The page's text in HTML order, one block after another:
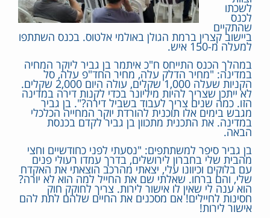
לשכתו
לכנס
שהתקיים
ביישוב קצרין ברמת הגולן באולמי אלטוס. בכנס השתתפו
למעלה מ-150 איש.
במהלך הכנס התייחס ח"כ איתמר בן גביר ליוקר המחיה
במדינה: "מחיר הדלק עלה, מחיר החד"פ עלה, סל
הקניות שעלה 1,000 שקלים, עולה היום 2,000 שקלים.
לא ייתכן שצריך להיות מיליונר בכדי לקנות דירה במדינה
הזו. כמה שנים צריך לעבוד בשביל דירה?". בן גביר
מגבש בימים אלו תוכנית להורדת יוקר המחייה הכלכלי
במדינה. את התכנית מתכוון בן גביר לקדם בכנסת
הבאה.
בן גביר סיפר למשתתפים: "נסעתי לפני כחודשיים וחצי
מהבית שלי בחברון לירושלים, בדרך עמדו רעולי פנים
עם בלוקים וכיוונו עלי, יצאתי מהרכב הוצאתי את האקדח
שלי, והם ברחו. שאלתי שם את החייל למה הוא לא יורה?
הוא ענה לי שאין לו אישור לירות. צריך לחוקק חוק
חסינות לחיילים! אם מסכנים את החיים שלהם לתת להם
אישור לירות!